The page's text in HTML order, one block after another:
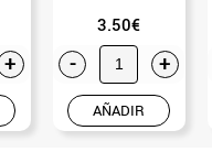
+
3.50€
- +
AÑADIR